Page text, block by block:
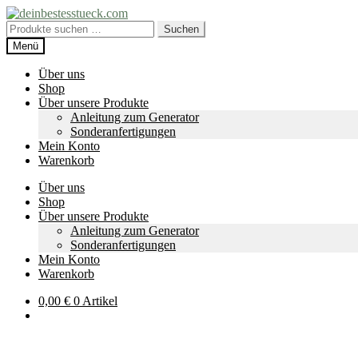
Zur
Navigation
springen
Zum
Inhalt
springen
Suche
nach:
Suchen
Menü
Über uns
Shop
Über unsere Produkte
Anleitung zum Generator
Sonderanfertigungen
Mein Konto
Warenkorb
Über uns
Shop
Über unsere Produkte
Anleitung zum Generator
Sonderanfertigungen
Mein Konto
Warenkorb
0,00 € 0 Artikel